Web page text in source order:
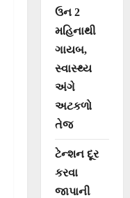
ઉન 2
મહિનાથી
ગાયબ,
સ્વાસ્થ્ય
અંગે
અટકળો
તેજ
ટેન્શન દૂર
કરવા
જાપાની